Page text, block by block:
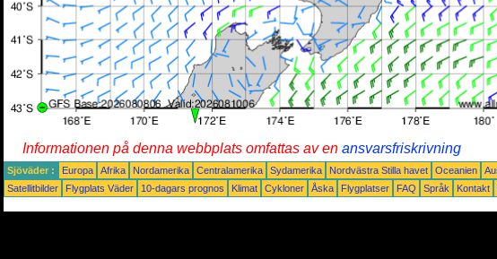
Informationen på denna webbplats omfattas av en ansvarsfriskrivning
Sjöväder : Europa Afrika Nordamerika Centralamerika Sydamerika Nordvästra Stilla havet Oceanien
Satellitbilder
Flygplats Väder 10-dagars prognos Klimat Cykloner Åska Flygplatser FAQ Språk Kontakt